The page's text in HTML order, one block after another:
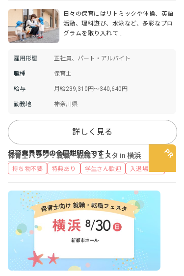
日々の保育にはリトミックや体操、英語
活動、理科遊び、水泳など、多彩なプロ
グラムを取り入れて…
雇用形態 正社員、パート・アルバイト
職種 保育士
給与 月給239,310円～340,640円
勤務地 神奈川県
詳しく見る
保育士バンク！就職・転職フェスタ in 横浜
保育業界専門の合同説明会です！
持ち物不要 特典あり 学生さん歓迎 入退場自由